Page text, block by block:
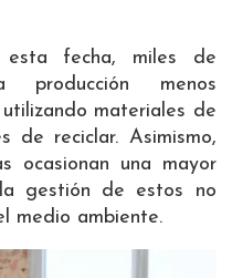
fecha, miles de
producción menos
materiales de
de reciclar. Asimismo,
ocasionan una mayor
gestión de estos no
medio ambiente.